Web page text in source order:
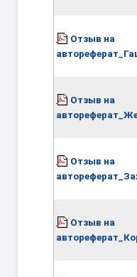
Отзыв на
Отзыв на
Отзыв на
Отзыв на